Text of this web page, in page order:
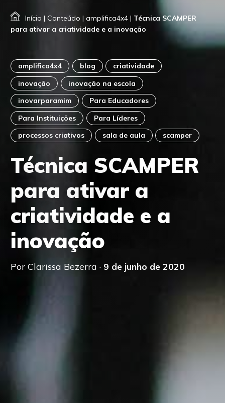
Início | Conteúdo | amplifica4x4| Técnica SCAMPER
para ativar a criatividade e a inovação
amplifica4x4 blog
criatividade
inovação
inovação na escola
inovarparamim
Para Educadores
Para Instituições
Para Líderes
processos criativos
sala de aula scamper
Técnica SCAMPER
para ativar a
criatividade e a
inovação
Por Clarissa Bezerra · 9 de junho de 2020